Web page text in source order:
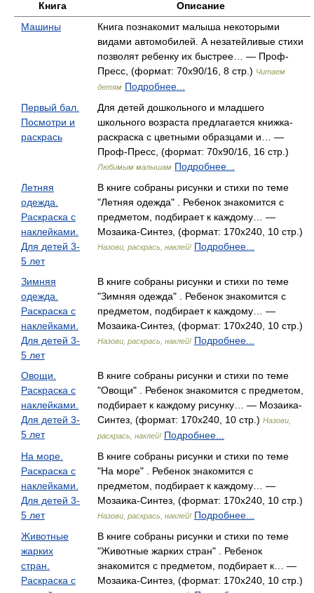
Книга
Описание
Машины
Книга познакомит малыша некоторыми
видами автомобилей. А незатейливые стихи
позволят ребенку их быстрее… — Проф-
Пресс, (формат: 70x90/16, 8 стр.) Читаем
детям Подробнее...
Первый бал.
Посмотри и
раскрась
Для детей дошкольного и младшего
школьного возраста предлагается книжка-
раскраска с цветными образцами и… —
Проф-Пресс, (формат: 70x90/16, 16 стр.)
Любимым малышам Подробнее...
Летняя
одежда.
Раскраска с
наклейками.
Для детей 3-
5 лет
В книге собраны рисунки и стихи по теме
"Летняя одежда" . Ребенок знакомится с
предметом, подбирает к каждому… —
Мозаика-Синтез, (формат: 170x240, 10 стр.)
Назови, раскрась, наклей! Подробнее...
Зимняя
одежда.
Раскраска с
наклейками.
Для детей 3-
5 лет
В книге собраны рисунки и стихи по теме
"Зимняя одежда" . Ребенок знакомится с
предметом, подбирает к каждому… —
Мозаика-Синтез, (формат: 170x240, 10 стр.)
Назови, раскрась, наклей! Подробнее...
Овощи.
Раскраска с
наклейками.
Для детей 3-
5 лет
В книге собраны рисунки и стихи по теме
"Овощи" . Ребенок знакомится с предметом,
подбирает к каждому рисунку… — Мозаика-
Синтез, (формат: 170x240, 10 стр.) Назови,
раскрась, наклей! Подробнее...
На море.
Раскраска с
наклейками.
Для детей 3-
5 лет
В книге собраны рисунки и стихи по теме
"На море" . Ребенок знакомится с
предметом, подбирает к каждому… —
Мозаика-Синтез, (формат: 170x240, 10 стр.)
Назови, раскрась, наклей! Подробнее...
Животные
жарких
стран.
Раскраска с
В книге собраны рисунки и стихи по теме
"Животные жарких стран" . Ребенок
знакомится с предметом, подбирает к… —
Мозаика-Синтез, (формат: 170x240, 10 стр.)